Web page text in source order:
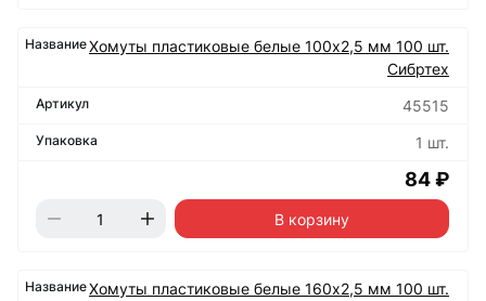
Хомуты пластиковые белые 100х2,5 мм 100 шт.
Сибртех
45515
1 шт.
84 ₽
В корзину
Хомуты пластиковые белые 160х2,5 мм 100 шт.